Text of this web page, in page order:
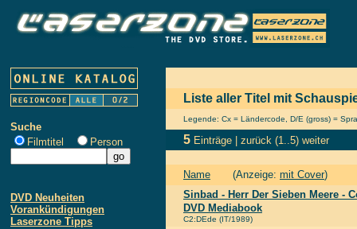
Suche
Filmtitel
Person
DVD Neuheiten
Vorankündigungen
Laserzone Tipps
Liste aller Titel mit
Legende: Cx = Ländercode, D/E (gross) =
5 Einträge | zurück (1..5) weiter
Name (Anzeige: mit Cover)
Sinbad - Herr Der Sieben Meere -
DVD Mediabook
C2:DEde (IT/1989)